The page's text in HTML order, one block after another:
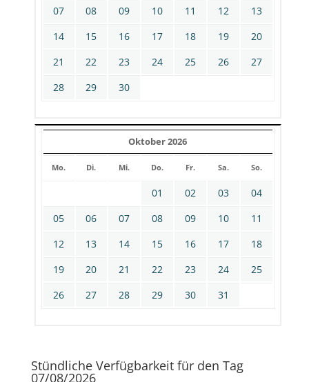
07
08 09 10 11 12
13
14
15 16 17 18 19
20
21
22 23 24 25 26
27
28
29 30
Oktober 2026
Mo. Di. Mi. Do. Fr. Sa. So.
01 02 03
04
05
06 07 08 09 10
11
12
13 14 15 16 17
18
19
20 21 22 23 24
25
26
27 28 29 30 31
Stündliche Verfügbarkeit für den Tag
07/08/2026